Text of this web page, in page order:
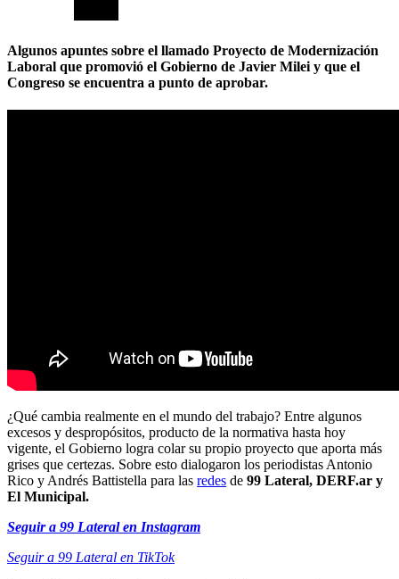
Algunos apuntes sobre el llamado Proyecto de Modernización
Laboral que promovió el Gobierno de Javier Milei y que el
Congreso se encuentra a punto de aprobar.
¿Qué cambia realmente en el mundo del trabajo? Entre algunos
excesos y despropósitos, producto de la normativa hasta hoy
vigente, el Gobierno logra colar su propio proyecto que aporta más
grises que certezas. Sobre esto dialogaron los periodistas Antonio
Rico y Andrés Battistella para las redes de 99 Lateral, DERF.ar y
El Municipal.
Seguir a 99 Lateral en Instagram
Seguir a 99 Lateral en TikTok